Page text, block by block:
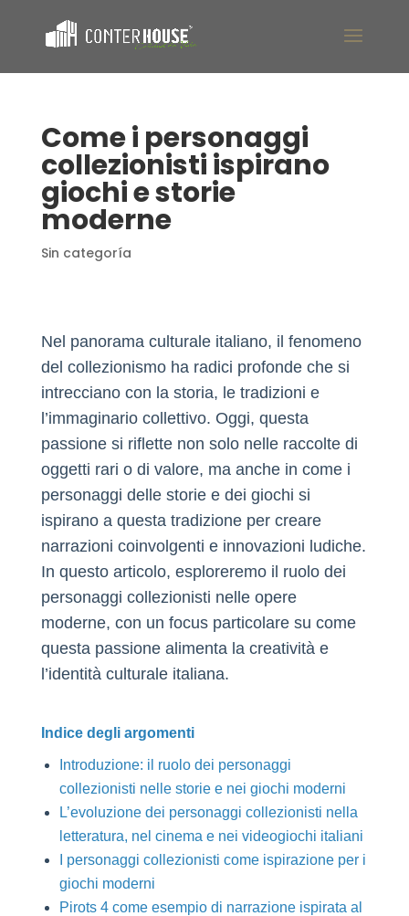
Come i personaggi
collezionisti ispirano
giochi e storie
moderne
Sin categoría
Nel panorama culturale italiano, il fenomeno
del collezionismo ha radici profonde che si
intrecciano con la storia, le tradizioni e
l’immaginario collettivo. Oggi, questa
passione si riflette non solo nelle raccolte di
oggetti rari o di valore, ma anche in come i
personaggi delle storie e dei giochi si
ispirano a questa tradizione per creare
narrazioni coinvolgenti e innovazioni ludiche.
In questo articolo, esploreremo il ruolo dei
personaggi collezionisti nelle opere
moderne, con un focus particolare su come
questa passione alimenta la creatività e
l’identità culturale italiana.
Indice degli argomenti
Introduzione: il ruolo dei personaggi
collezionisti nelle storie e nei giochi moderni
L’evoluzione dei personaggi collezionisti nella
letteratura, nel cinema e nei videogiochi italiani
I personaggi collezionisti come ispirazione per i
giochi moderni
Pirots 4 come esempio di narrazione ispirata al